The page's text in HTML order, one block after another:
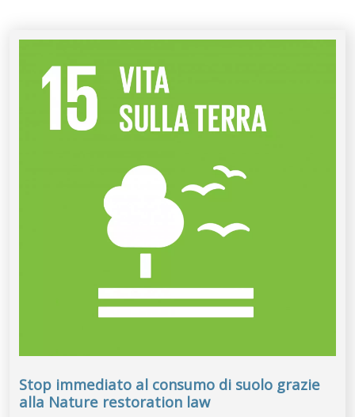
Stop immediato al consumo di suolo grazie
alla Nature restoration law